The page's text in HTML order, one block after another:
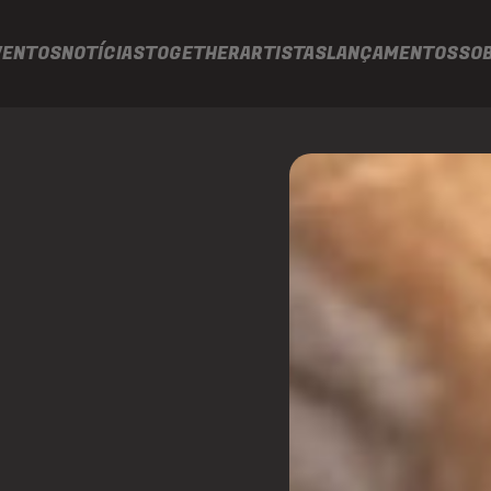
NOTÍCIASTOGETHERARTISTASLANÇAMENTOS